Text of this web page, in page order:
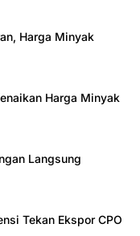
Harga Minyak
Harga Minyak
Langsung
Tekan Ekspor CPO